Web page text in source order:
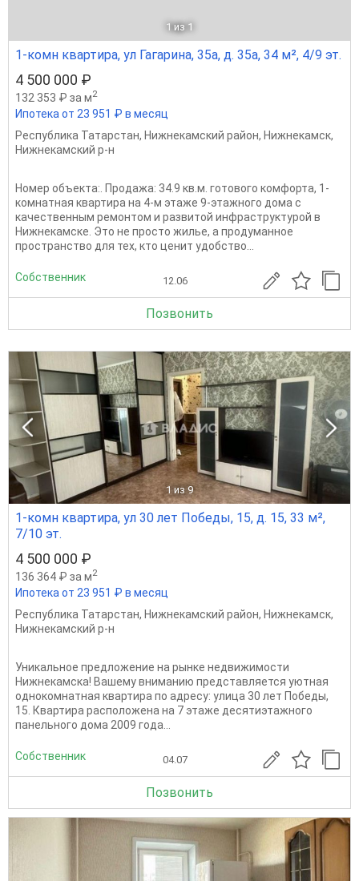
1 из 1
1-комн квартира, ул Гагарина, 35а, д. 35а, 34 м², 4/9 эт.
4 500 000 ₽
132 353 ₽ за м2
Ипотека от 23 951 ₽ в месяц
Республика Татарстан, Нижнекамский район, Нижнекамск,
Нижнекамский р-н
Номер объекта:. Продажа: 34.9 кв.м. готового комфорта, 1-
комнатная квартира на 4-м этаже 9-этажного дома с
качественным ремонтом и развитой инфраструктурой в
Нижнекамске. Это не просто жилье, а продуманное
пространство для тех, кто ценит удобство...
Собственник 12.06
Позвонить
1 из 9
1-комн квартира, ул 30 лет Победы, 15, д. 15, 33 м²,
7/10 эт.
4 500 000 ₽
136 364 ₽ за м2
Ипотека от 23 951 ₽ в месяц
Республика Татарстан, Нижнекамский район, Нижнекамск,
Нижнекамский р-н
Уникальное предложение на рынке недвижимости
Нижнекамска! Вашему вниманию представляется уютная
однокомнатная квартира по адресу: улица 30 лет Победы,
15. Квартира расположена на 7 этаже десятиэтажного
панельного дома 2009 года...
Собственник 04.07
Позвонить